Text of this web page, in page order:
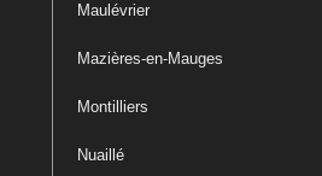
Maulévrier
Mazières-en-Mauges
Montilliers
Nuaillé